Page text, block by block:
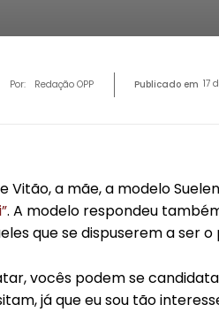
Por: Redação OPP Publicado em 17
a mãe, a modelo
. A modelo respondeu
que se dispuserem a ser o
vocês podem se
já que eu sou tão